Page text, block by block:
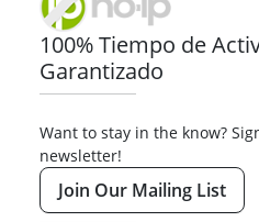
100% Tiempo de
Garantizado
Want to stay in the know?
newsletter!
Join Our Mailing List